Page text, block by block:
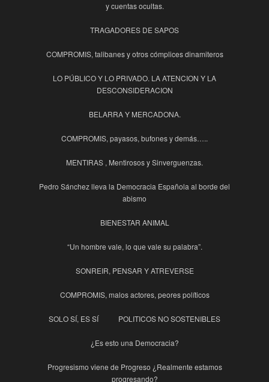
y cuentas ocultas.
TRAGADORES DE SAPOS
COMPROMIS, talibanes y otros cómplices dinamiteros
LO PÚBLICO Y LO PRIVADO. LA ATENCION Y LA
DESCONSIDERACION
BELARRA Y MERCADONA.
COMPROMIS, payasos, bufones y demás…..
MENTIRAS , Mentirosos y Sinverguenzas.
Pedro Sánchez lleva la Democracia Española al borde del
abismo
BIENESTAR ANIMAL
“Un hombre vale, lo que vale su palabra”.
SONREIR, PENSAR Y ATREVERSE
COMPROMIS, malos actores, peores políticos
SOLO SÍ, ES SÍ POLITICOS NO SOSTENIBLES
¿Es esto una Democracia?
Progresismo viene de Progreso ¿Realmente estamos
progresando?